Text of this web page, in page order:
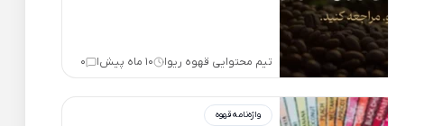
تیم محتوایی قهوه ریو | 10 ماه پیش |
0
واژه‌نامه قهوه